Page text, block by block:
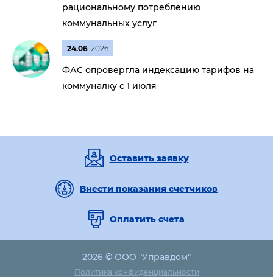
рациональному потреблению
коммунальных услуг
24.06 2026
ФАС опровергла индексацию тарифов на
коммуналку с 1 июля
Оставить заявку
Внести показания счетчиков
Оплатить счета
2026 © ООО "Управдом"
Политика конфиденциальности